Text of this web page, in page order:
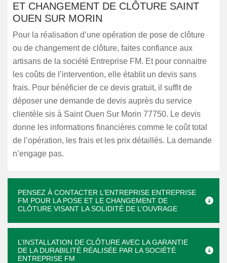
ET CHANGEMENT DE CLÔTURE SAINT
OUEN SUR MORIN
Pour la réalisation d’une opération de pose de clôture
ou de changement de clôture, faites confiance aux
artisans de la société Entreprise FM. Et pour connaitre
les coûts de l’intervention, elle établit un devis sans
frais. Pour bénéficier de ce devis gratuit, il suffit de
déposer une demande de devis auprès du service
clientèle sis à Saint Ouen Sur Morin 77750. Le devis
donne les informations financières comme le coût total
de l’opération, les frais et les prix détaillés. La demande
n’engage pas.
PENSEZ À CONTACTER L’ENTREPRISE ENTREPRISE
FM POUR LA POSE ET LE CHANGEMENT DE
CLÔTURE VISANT LA SOLIDITÉ DE L’OUVRAGE
L’INSTALLATION DE CLÔTURE AVEC LA GARANTIE
DE LA DURABILITÉ RÉALISÉE PAR LA SOCIÉTÉ
ENTREPRISE FM